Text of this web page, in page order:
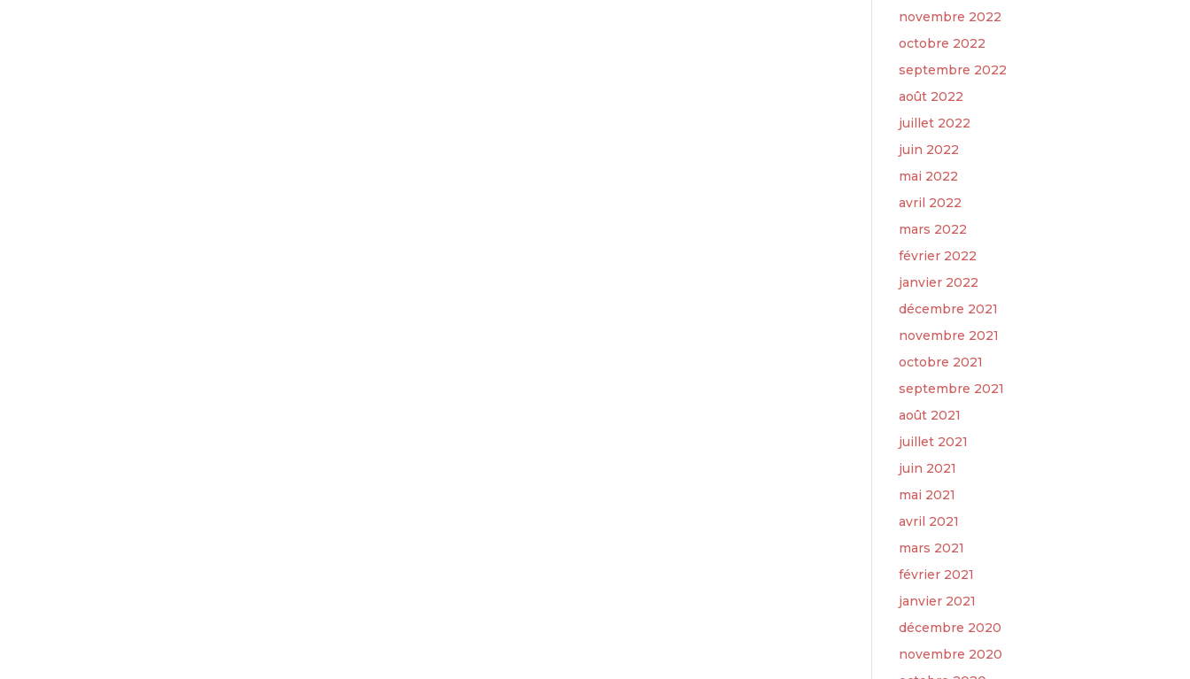
novembre 2022
octobre 2022
septembre 2022
août 2022
juillet 2022
juin 2022
mai 2022
avril 2022
mars 2022
février 2022
janvier 2022
décembre 2021
novembre 2021
octobre 2021
septembre 2021
août 2021
juillet 2021
juin 2021
mai 2021
avril 2021
mars 2021
février 2021
janvier 2021
décembre 2020
novembre 2020